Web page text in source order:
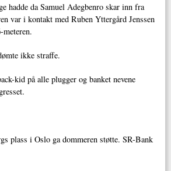
hadde da Samuel Adegbenro skar inn fra
var i kontakt med Ruben Yttergård Jenssen
ikke straffe.
kid på alle plugger og banket nevene
plass i Oslo ga dommeren støtte. SR-Bank